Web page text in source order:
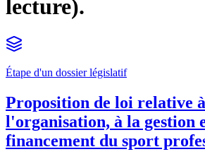
lecture).
Étape d'un dossier législatif
Proposition de loi relative à
l'organisation, à la gestion
financement du sport